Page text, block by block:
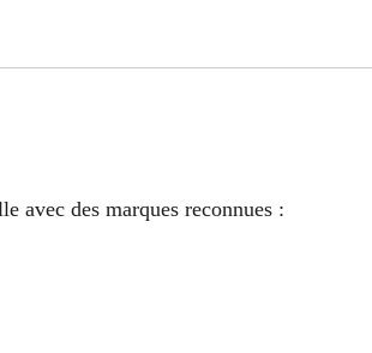
avec des marques reconnues :